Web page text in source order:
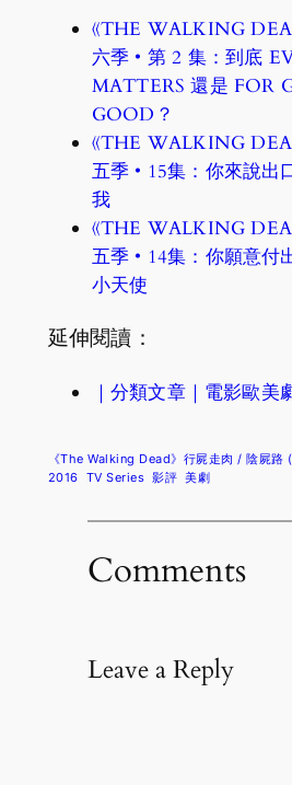
《THE WALKING
六季 • 第 2 集：到底
MATTERS 還是 FOR
GOOD？
《THE WALKING
五季 • 15集：你來說出
我
《THE WALKING
五季 • 14集：你願意付
小天使
延伸閱讀：
｜分類文章｜電影歐美
《The Walking Dead》行屍走肉 / 陰屍
2016 TV Series 影評 美劇
Comments
Leave a Reply